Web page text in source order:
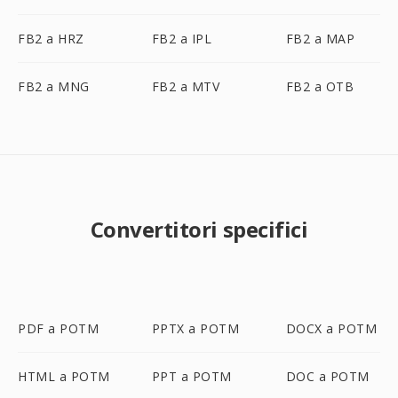
FB2 a HRZ FB2 a IPL FB2 a MAP
FB2 a MNG FB2 a MTV FB2 a OTB
Convertitori specifici
PDF a POTM PPTX a POTM DOCX a POTM
HTML a POTM PPT a POTM DOC a POTM